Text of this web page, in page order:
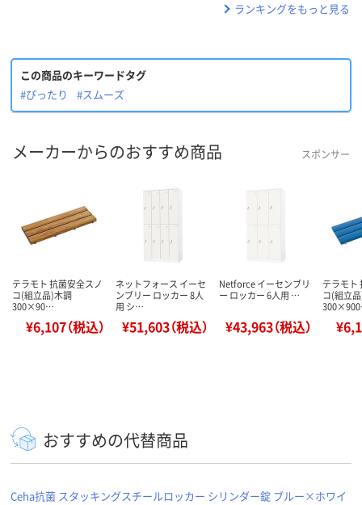
ランキングをもっと見る
この商品のキーワードタグ
#ぴったり
#スムーズ
メーカーからのおすすめ商品 スポンサー
テラモト 抗菌安全スノ
コ(組立品)木調
300×90…
¥6,107（税込）
ネットフォース イーセ
ンブリー ロッカー 8人
用 シ…
¥51,603（税込）
Netforce イーセンブリ
ー ロッカー 6人用 …
¥43,963（税込）
テラモト
コ(組立
おすすめの代替商品
Ceha抗菌 スタッキングスチールロッカー シリンダー錠 ブルー×ホワイ